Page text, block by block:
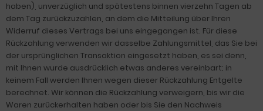
haben), unverzüglich und spätestens binnen vierzehn Tagen ab
dem Tag zurückzuzahlen, an dem die Mitteilung über Ihren
Widerruf dieses Vertrags bei uns eingegangen ist. Für diese
Rückzahlung verwenden wir dasselbe Zahlungsmittel, das Sie bei
der ursprünglichen Transaktion eingesetzt haben, es sei denn,
mit Ihnen wurde ausdrücklich etwas anderes vereinbart; in
keinem Fall werden Ihnen wegen dieser Rückzahlung Entgelte
berechnet. Wir können die Rückzahlung verweigern, bis wir die
Waren zurückerhalten haben oder bis Sie den Nachweis